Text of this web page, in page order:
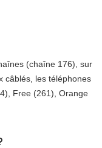
(chaîne 176), sur
câblés, les téléphones
Free (261), Orange